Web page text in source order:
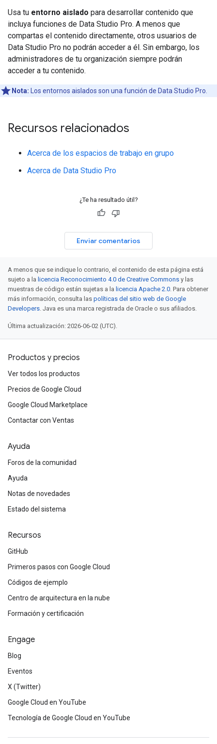
Usa tu entorno aislado para desarrollar contenido que
incluya funciones de Data Studio Pro. A menos que
compartas el contenido directamente, otros usuarios de
Data Studio Pro no podrán acceder a él. Sin embargo, los
administradores de tu organización siempre podrán
acceder a tu contenido.
Nota: Los entornos aislados son una función de Data Studio Pro.
Recursos relacionados
Acerca de los espacios de trabajo en grupo
Acerca de Data Studio Pro
¿Te ha resultado útil?
Enviar comentarios
A menos que se indique lo contrario, el contenido de esta página está
sujeto a la licencia Reconocimiento 4.0 de Creative Commons y las
muestras de código están sujetas a la licencia Apache 2.0. Para obtener
más información, consulta las políticas del sitio web de Google
Developers. Java es una marca registrada de Oracle o sus afiliados.
Última actualización: 2026-06-02 (UTC).
Productos y precios
Ver todos los productos
Precios de Google Cloud
Google Cloud Marketplace
Contactar con Ventas
Ayuda
Foros de la comunidad
Ayuda
Notas de novedades
Estado del sistema
Recursos
GitHub
Primeros pasos con Google Cloud
Códigos de ejemplo
Centro de arquitectura en la nube
Formación y certificación
Engage
Blog
Eventos
X (Twitter)
Google Cloud en YouTube
Tecnología de Google Cloud en YouTube